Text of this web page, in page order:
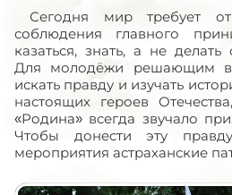
Сегодня мир требует
соблюдения главного
казаться, знать, а не
Для молодёжи решающим
искать правду и изучать
настоящих героев
«Родина» всегда звучало
Чтобы донести эту
мероприятия астраханские